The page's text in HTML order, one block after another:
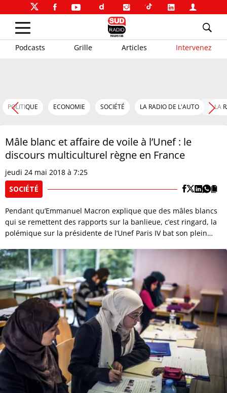
Podcasts Grille Articles Intervenez
POLITIQUE ECONOMIE SOCIÉTÉ LA RADIO DE L'AUTO LA
Mâle blanc et affaire de voile à l’Unef : le
discours multiculturel règne en France
jeudi 24 mai 2018 à 7:25
SOCIÉTÉ
Pendant qu’Emmanuel Macron explique que des mâles blancs
qui se remettent des rapports sur la banlieue, c’est ringard, la
polémique sur la présidente de l’Unef Paris IV bat son plein…